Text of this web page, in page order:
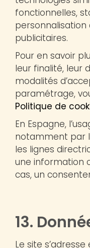
fonctionnelles,
personnalisation
publicitaires.
Pour en savoir
leur finalité, leur
modalités
paramétrage,
Politique de
En Espagne,
notamment par
les lignes
une information
cas, un
13.
Le site